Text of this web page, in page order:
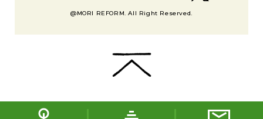
@MORI REFORM. All Right Reserved.